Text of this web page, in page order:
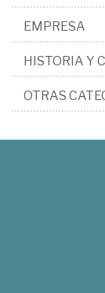
EMPRESA
HISTORIA Y
OTRAS